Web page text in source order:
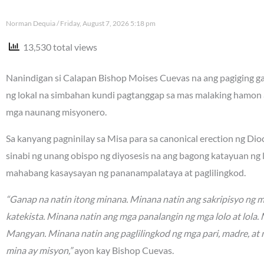
Norman Dequia Friday, August 7, 2026 5:18 pm
13,530 total views
Nanindigan si Calapan Bishop Moises Cuevas na ang pagiging
ng lokal na simbahan kundi pagtanggap sa mas malaking
mga naunang misyonero.
Sa kanyang pagninilay sa Misa para sa canonical erection ng
sinabi ng unang obispo ng diyosesis na ang bagong katayuan
mahabang kasaysayan ng pananampalataya at paglilingkod.
“Ganap na natin itong minana. Minana natin ang sakripisyo ng
katekista. Minana natin ang mga panalangin ng mga lolo at
Mangyan. Minana natin ang paglilingkod ng mga pari, madre,
mina ay misyon,”ayon kay Bishop Cuevas.